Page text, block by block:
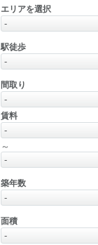
エリアを選択
駅徒歩
間取り
賃料
～
築年数
面積